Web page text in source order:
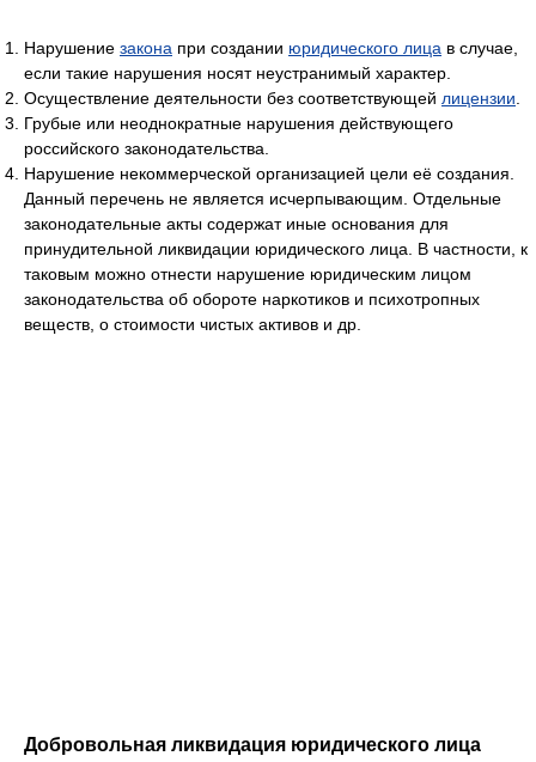
Нарушение закона при создании юридического лица в случае,
если такие нарушения носят неустранимый характер.
Осуществление деятельности без соответствующей лицензии
Грубые или неоднократные нарушения действующего
российского законодательства.
Нарушение некоммерческой организацией цели её создания.
Данный перечень не является исчерпывающим. Отдельные
законодательные акты содержат иные основания для
принудительной ликвидации юридического лица. В частности, к
таковым можно отнести нарушение юридическим лицом
законодательства об обороте наркотиков и психотропных
веществ, о стоимости чистых активов и др.
Добровольная ликвидация юридического лица